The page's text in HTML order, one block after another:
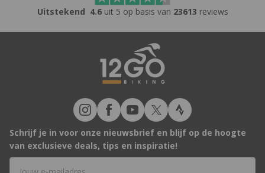
Uitstekend 4.6uit 5 op basis van 23613 reviews
Schrijf je in voor onze nieuwsbrief en blijf op de hoogte
van exclusieve deals, tips en inspiratie!
E-mailadres